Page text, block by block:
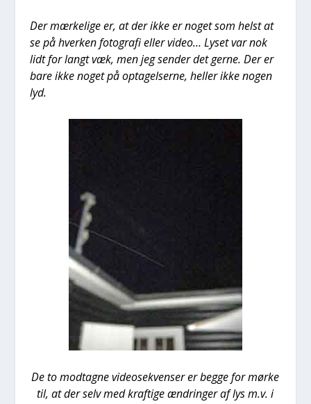
Der mær­ke­li­ge er, at der ikke er noget som helst at
se på hver­ken foto­gra­fi eller video… Lyset var nok
lidt for langt væk, men jeg sen­der det ger­ne. Der er
bare ikke noget på opta­gel­ser­ne, hel­ler ikke nogen
lyd.
De to mod­tag­ne video­se­kven­ser er beg­ge for mør­ke
til, at der selv med kraf­ti­ge ændrin­ger af lys m.v. i